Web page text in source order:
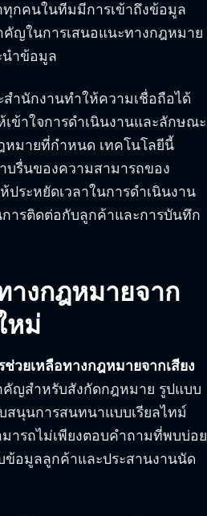
กคนในทีมมีการเข้าถึงข้อมูล
ญในการเสนอแนะทางกฎหมาย
นำข้อมูล
ำนักงานทำให้ความเชื่อถือได้
เข้าใจการดำเนินงานและลักษณะ
หมายที่กำหนด เทคโนโลยีนี้
บรื่นของความสามารถของ
ประหยัดเวลาในการดำเนินงาน
ารติดต่อกับลูกค้าและการบันทึก
างกฎหมายจาก
หม่
ช่วยเหลือทางกฎหมายจากเสียง
คัญสำหรับสังกัดกฎหมาย รูปแบบ
สนุนการสนทนาแบบเรียลไทม์
มารถไม่เพียงตอบคำถามที่พบบ่อย
ข้อมูลลูกค้าและประสานงานนัด